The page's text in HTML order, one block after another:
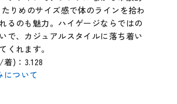
りめのサイズ感で体のラインを拾わ
るのも魅力。ハイゲージならではの
で、カジュアルスタイルに落ち着い
くれます。
)：3.128
について